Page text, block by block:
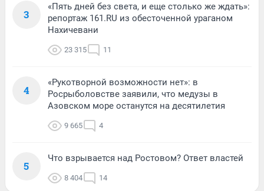
3
«Пять дней без света, и еще столько же ждать»:
репортаж 161.RU из обесточенной ураганом
Нахичевани
23 315 11
4
«Рукотворной возможности нет»: в
Росрыболовстве заявили, что медузы в
Азовском море останутся на десятилетия
9 665 4
5
Что взрывается над Ростовом? Ответ властей
8 404 14